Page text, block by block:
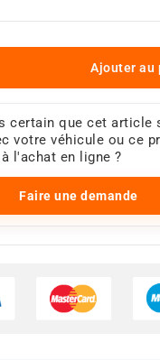
Ajouter au
certain que cet article
votre véhicule ou ce
l'achat en ligne ?
Faire une demande